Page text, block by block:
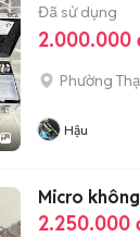
Đã sử dụng
2.000.000
Phường
Hậu
Micro
2.250.000